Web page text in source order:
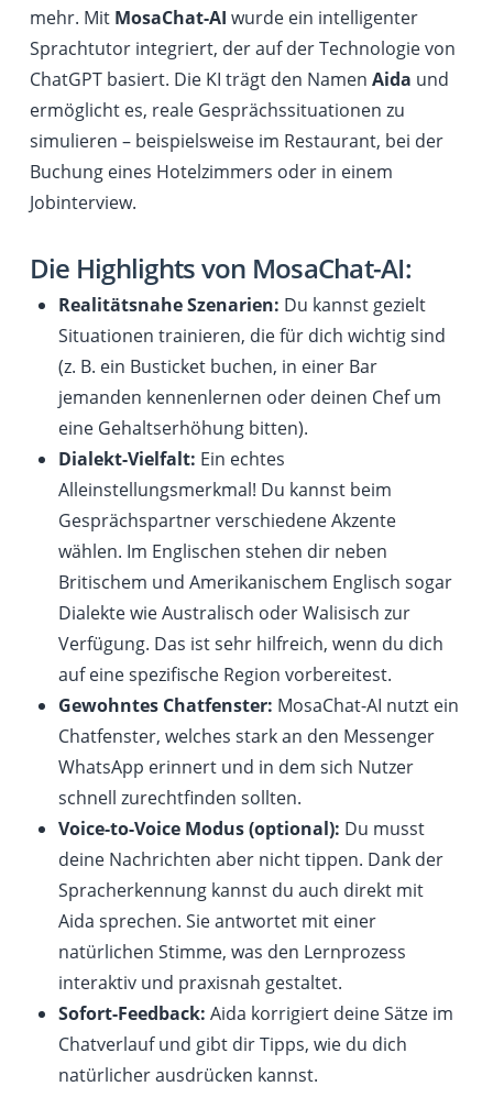
mehr. Mit MosaChat-AI wurde ein intelligenter
Sprachtutor integriert, der auf der Technologie von
ChatGPT basiert. Die KI trägt den Namen Aida und
ermöglicht es, reale Gesprächssituationen zu
simulieren – beispielsweise im Restaurant, bei der
Buchung eines Hotelzimmers oder in einem
Jobinterview.
Die Highlights von MosaChat-AI:
Realitätsnahe Szenarien: Du kannst gezielt
Situationen trainieren, die für dich wichtig sind
(z. B. ein Busticket buchen, in einer Bar
jemanden kennenlernen oder deinen Chef um
eine Gehaltserhöhung bitten).
Dialekt-Vielfalt: Ein echtes
Alleinstellungsmerkmal! Du kannst beim
Gesprächspartner verschiedene Akzente
wählen. Im Englischen stehen dir neben
Britischem und Amerikanischem Englisch sogar
Dialekte wie Australisch oder Walisisch zur
Verfügung. Das ist sehr hilfreich, wenn du dich
auf eine spezifische Region vorbereitest.
Gewohntes Chatfenster: MosaChat-AI nutzt ein
Chatfenster, welches stark an den Messenger
WhatsApp erinnert und in dem sich Nutzer
schnell zurechtfinden sollten.
Voice-to-Voice Modus (optional): Du musst
deine Nachrichten aber nicht tippen. Dank der
Spracherkennung kannst du auch direkt mit
Aida sprechen. Sie antwortet mit einer
natürlichen Stimme, was den Lernprozess
interaktiv und praxisnah gestaltet.
Sofort-Feedback: Aida korrigiert deine Sätze im
Chatverlauf und gibt dir Tipps, wie du dich
natürlicher ausdrücken kannst.